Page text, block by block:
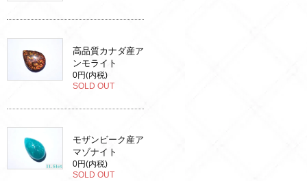
高品質カナダ産ア
ンモライト
0円(内税)
SOLD OUT
モザンビーク産ア
マゾナイト
0円(内税)
SOLD OUT